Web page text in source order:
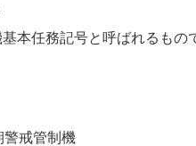
本任務記号と呼ばれるもの
警戒管制機